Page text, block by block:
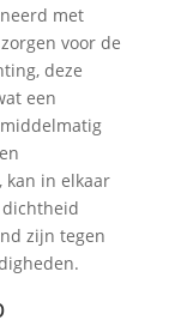
met
voor de
deze
een
kan in elkaar
zijn tegen